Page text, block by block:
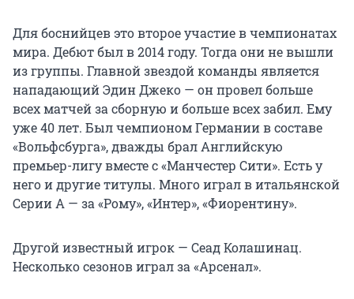
Для боснийцев это второе участие в чемпионатах
мира. Дебют был в 2014 году. Тогда они не вышли
из группы. Главной звездой команды является
нападающий Эдин Джеко — он провел больше
всех матчей за сборную и больше всех забил. Ему
уже 40 лет. Был чемпионом Германии в составе
«Вольфсбурга», дважды брал Английскую
премьер-лигу вместе с «Манчестер Сити». Есть у
него и другие титулы. Много играл в итальянской
Серии А — за «Рому», «Интер», «Фиорентину».
Другой известный игрок — Сеад Колашинац.
Несколько сезонов играл за «Арсенал».